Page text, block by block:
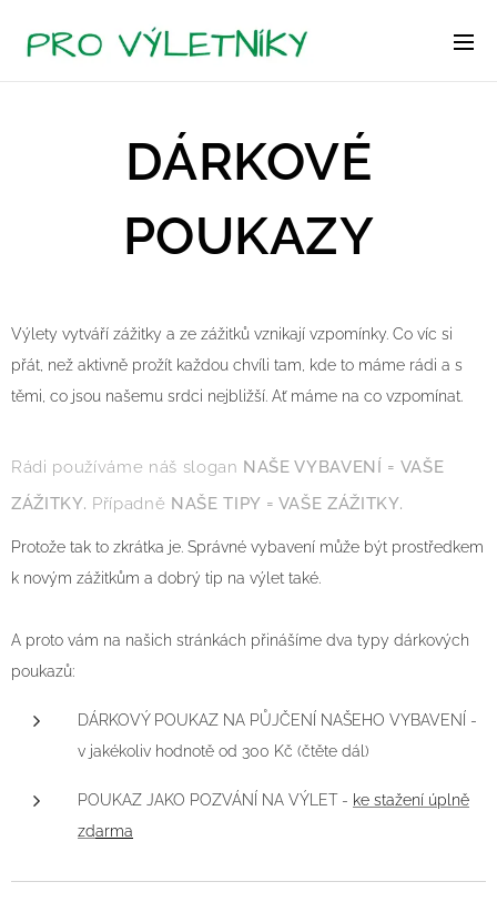
DÁRKOVÉ
POUKAZY
Výlety vytváří zážitky a ze zážitků vznikají vzpomínky. Co víc si
přát, než aktivně prožít každou chvíli tam, kde to máme rádi a s
těmi, co jsou našemu srdci nejbližší. Ať máme na co vzpomínat.
Rádi používáme náš slogan NAŠE VYBAVENÍ = VAŠE
ZÁŽITKY. Případně NAŠE TIPY = VAŠE ZÁŽITKY.
Protože tak to zkrátka je. Správné vybavení může být prostředkem
k novým zážitkům a dobrý tip na výlet také.
A proto vám na našich stránkách přinášíme dva typy dárkových
poukazů:
DÁRKOVÝ POUKAZ NA PŮJČENÍ NAŠEHO VYBAVENÍ -
v jakékoliv hodnotě od 300 Kč (čtěte dál)
POUKAZ JAKO POZVÁNÍ NA VÝLET - ke stažení úplně
zdarma